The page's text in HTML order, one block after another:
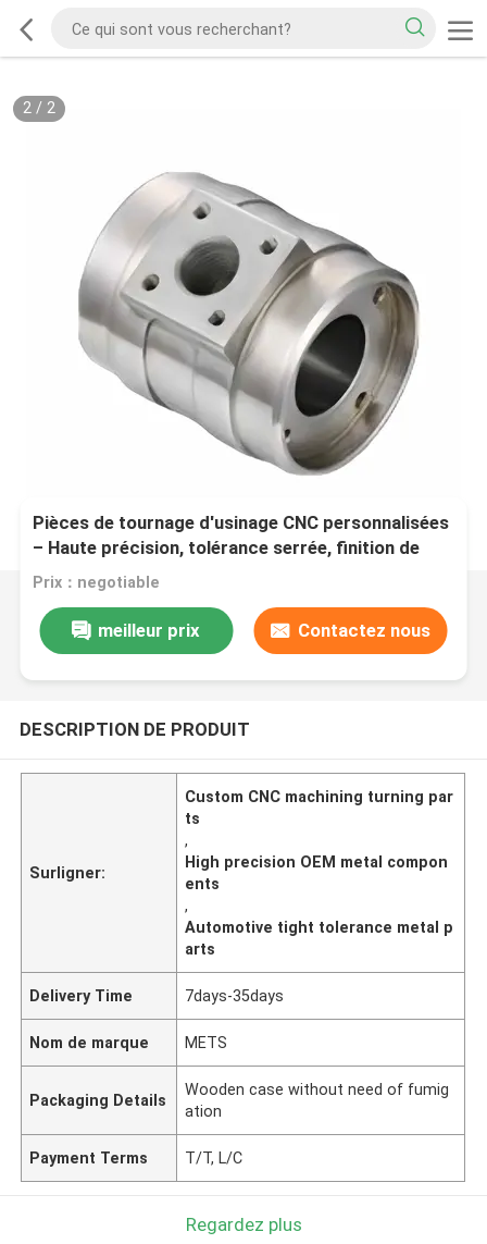
2/ 2
Pièces de tournage d'usinage CNC personnalisées
– Haute précision, tolérance serrée, finition de
surface supérieure, composants métalliques OEM
pour l'automobile
Prix：negotiable
meilleur prix Contactez nous
DESCRIPTION DE PRODUIT
Surligner:
Custom CNC machining turning par
ts
,
High precision OEM metal compon
ents
,
Automotive tight tolerance metal p
arts
Delivery Time 7days-35days
Nom de marque METS
Packaging Details
Wooden case without need of fumig
ation
Payment Terms T/T, L/C
Regardez plus